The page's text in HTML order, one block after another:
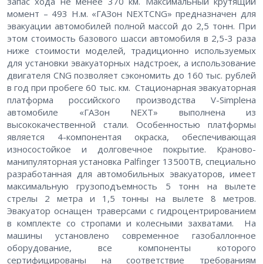
момент – 493 Н.м. «ГАЗон NEXTCNG» предназначен для
эвакуации автомобилей полной массой до 2,5 тонн. При
этом стоимость базового шасси автомобиля в 2,5-3 раза
ниже стоимости моделей, традиционно используемых
для установки эвакуаторных надстроек, а использование
двигателя CNG позволяет сэкономить до 160 тыс. рублей
в год при пробеге 60 тыс. км. Стационарная эвакуаторная
платформа российского производства V-Simpleна
автомобиле «ГАЗон NEXT» выполнена из
высококачественной стали. Особенностью платформы
является 4-компонентая окраска, обеспечивающая
износостойкое и долговечное покрытие. Краново-
манипуляторная установка Palfinger 13500TB, специально
разработанная для автомобильных эвакуаторов, имеет
максимальную грузоподъемность 5 тонн на вылете
стрелы 2 метра и 1,5 тонны на вылете 8 метров.
Эвакуатор оснащен траверсами с гидроцентрированием
в комплекте со стропами и колесными захватами. На
машины установлено современное газобаллонное
оборудование, все компоненты которого
сертифицированы на соответствие требованиям